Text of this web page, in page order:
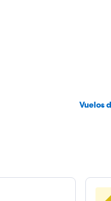
Vuelos